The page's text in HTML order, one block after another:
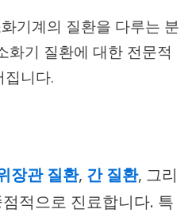
기계의 질환을 다루는 분
화기 질환에 대한 전문적
집니다.
장관 질환, 간 질환, 그리
적으로 진료합니다. 특